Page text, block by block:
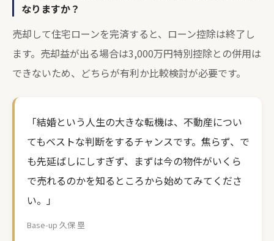
なりますか？
売却して住宅ローンを完済すると、ローン控除は終了し
ます。売却益が出る場合は3,000万円特別控除との併用は
できないため、どちらが有利か比較検討が必要です。
「結婚という人生の大きな転機は、不動産につい
てもベストな判断をするチャンスです。焦らず、で
も先延ばしにしすぎず、まずは今の物件がいくら
で売れるのかを知るところから始めてみてくださ
い。」
Base-up 久保 塁